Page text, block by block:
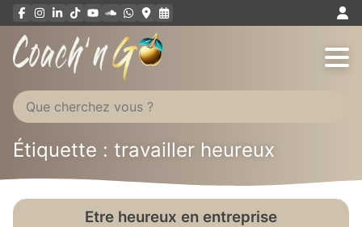
Aller
au
Étiquette : travailler heureux
Etre heureux en entreprise